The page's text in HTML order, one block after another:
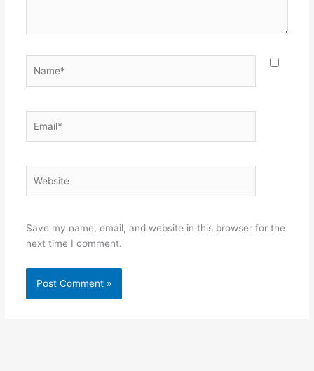
Save my name, email, and website in this browser for the
next time I comment.